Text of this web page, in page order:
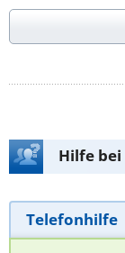
Hilfe
Telefonhilfe